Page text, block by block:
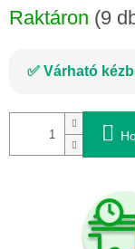
Raktáron (9
Várható